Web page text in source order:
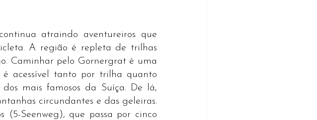
atraindo aventureiros que
A região é repleta de trilhas
Caminhar pelo Gornergrat é uma
acessível tanto por trilha quanto
mais famosos da Suíça. De lá,
circundantes e das geleiras.
Seenweg), que passa por cinco